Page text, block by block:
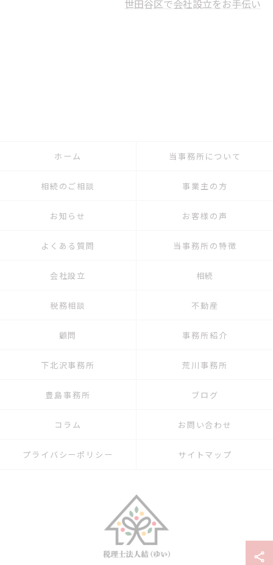
世田谷区で会社設立をお手伝い
ホーム 当事務所について
相続のご相談 事業主の方
お知らせ お客様の声
よくある質問 当事務所の特徴
会社設立 相続
税務相談 不動産
顧問 事務所紹介
下北沢事務所 荒川事務所
豊島事務所 ブログ
コラム お問い合わせ
プライバシーポリシー サイトマップ